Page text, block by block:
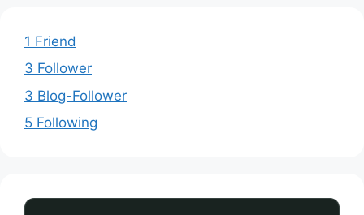
1 Friend
3 Follower
3 Blog-Follower
5 Following